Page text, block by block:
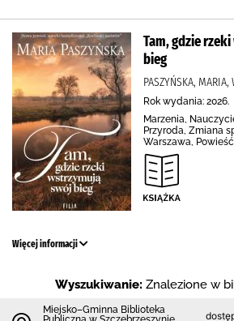
Tam, gdzie
bieg
PASZYŃSKA,
Rok wydania: 2026.
Marzenia,
Przyroda, Zmiana
Warszawa,
Więcej informacji
Wyszukiwanie: Znalezione w
Miejsko–Gminna Biblioteka